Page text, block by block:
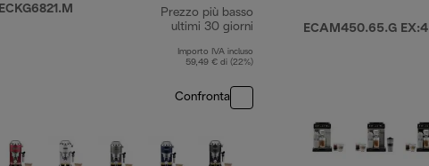
ECKG6821.M
Prezzo più basso
ultimi 30 giorni
Importo IVA incluso
59,49 € di (22%)
Confronta
ECAM450.65.G EX:4